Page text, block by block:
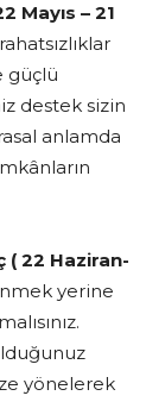
Mayıs – 21
güçlü
destek sizin
anlamda
( 22 Haziran-
yerine
yönelerek